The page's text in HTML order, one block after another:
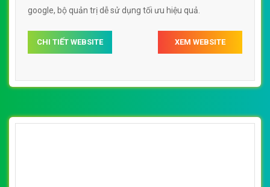
google, bộ quản trị dễ sử dụng tối ưu hiệu quả.
CHI TIẾT WEBSITE XEM WEBSITE